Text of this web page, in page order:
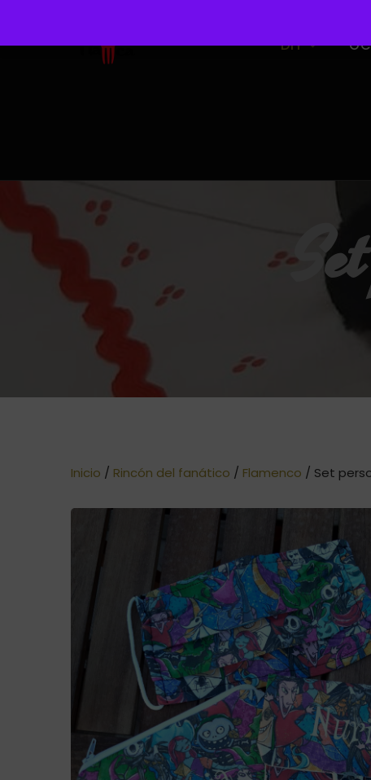
DIY
Inicio / Rincón del fanático / Flamenco / Set